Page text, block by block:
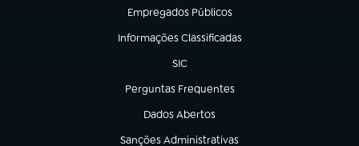
Empregados Públicos
(abre em nova aba)
Informações Classificadas
(abre em nova aba)
SIC
(abre em nova aba)
Perguntas Frequentes
(abre em nova aba)
Dados Abertos
(abre em nova aba)
Sanções Administrativas